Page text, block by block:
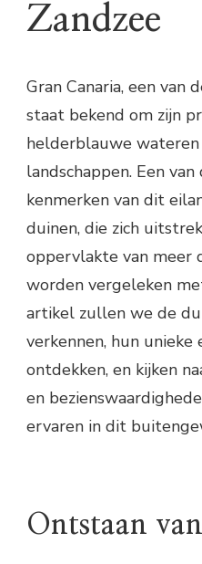
Zandzee
Gran Canaria, een van
staat bekend om zijn
helderblauwe
landschappen. Een
kenmerken van dit
duinen, die zich
oppervlakte van meer
worden vergeleken
artikel zullen we de
verkennen, hun unieke
ontdekken, en kijken
en
ervaren in dit
Ontstaan